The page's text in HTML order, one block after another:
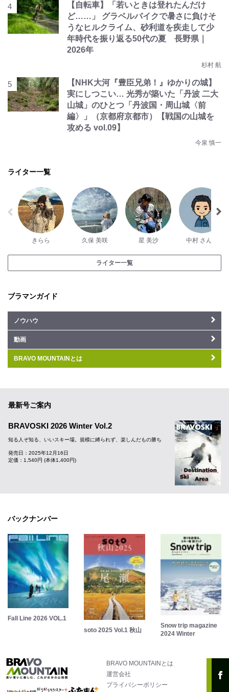
【自転車】「若いときは登れたんだけ
ど……」 グラベルバイクで暑さに負けそ
うなヒルクライム、砂利道を疾走して少
年時代を振り返る50代の夏 長野県｜
2026年
杉村 航
【NHK大河『豊臣兄弟！』ゆかりの城】
実にしつこい… 光秀が築いた「丹波 二大
山城」のひとつ「丹波国・周山城〈前
編〉」（京都府京都市）【戦国の山城を
攻める vol.09】
今泉 慎一
ライター一覧
きらら 久保 美咲 星 美沙 中村 さんた
ライター一覧
ブラマンガイド
ノウハウ
動画
BRAVO MOUNTAINとは
最新号ご案内
BRAVOSKI 2026 Winter Vol.2
知る人ぞ知る、いいスキー場。規模に縛られず、楽しんだもの勝ち
発売日：2025年12月16日
定価：1,540円 (本体1,400円)
バックナンバー
Fall Line 2026 VOL.1
soto 2025 Vol.1 秋山
Snow trip magazine
2024 Winter
BRAVO MOUNTAINとは
運営会社
プライバシーポリシー